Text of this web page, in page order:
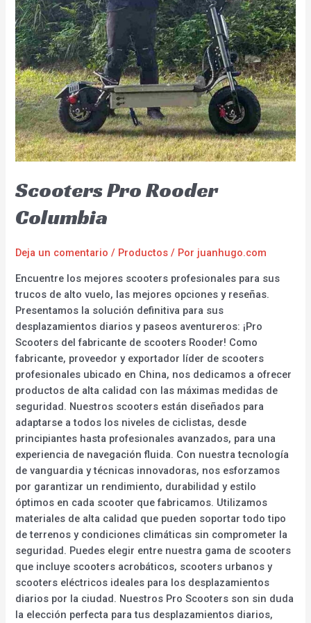
Scooters Pro Rooder
Columbia
Deja un comentario / Productos / Por juanhugo.com
Encuentre los mejores scooters profesionales para sus
trucos de alto vuelo, las mejores opciones y reseñas.
Presentamos la solución definitiva para sus
desplazamientos diarios y paseos aventureros: ¡Pro
Scooters del fabricante de scooters Rooder! Como
fabricante, proveedor y exportador líder de scooters
profesionales ubicado en China, nos dedicamos a ofrecer
productos de alta calidad con las máximas medidas de
seguridad. Nuestros scooters están diseñados para
adaptarse a todos los niveles de ciclistas, desde
principiantes hasta profesionales avanzados, para una
experiencia de navegación fluida. Con nuestra tecnología
de vanguardia y técnicas innovadoras, nos esforzamos
por garantizar un rendimiento, durabilidad y estilo
óptimos en cada scooter que fabricamos. Utilizamos
materiales de alta calidad que pueden soportar todo tipo
de terrenos y condiciones climáticas sin comprometer la
seguridad. Puedes elegir entre nuestra gama de scooters
que incluye scooters acrobáticos, scooters urbanos y
scooters eléctricos ideales para los desplazamientos
diarios por la ciudad. Nuestros Pro Scooters son sin duda
la elección perfecta para tus desplazamientos diarios,